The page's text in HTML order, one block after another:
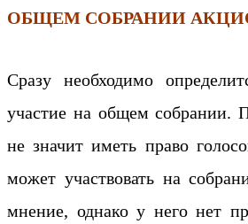
ОБЩЕМ СОБРАНИИ
Сразу необходимо
участие на общем собрании.
не значит иметь право
может участвовать на
мнение, однако у него нет